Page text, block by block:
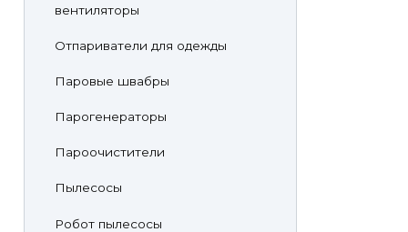
вентиляторы
Отпариватели для одежды
Паровые швабры
Парогенераторы
Пароочистители
Пылесосы
Робот пылесосы